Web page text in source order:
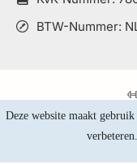
Deze website maakt
verbeteren.
BTW-Nummer: